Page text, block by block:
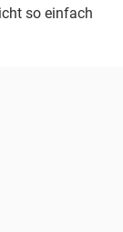
so einfach